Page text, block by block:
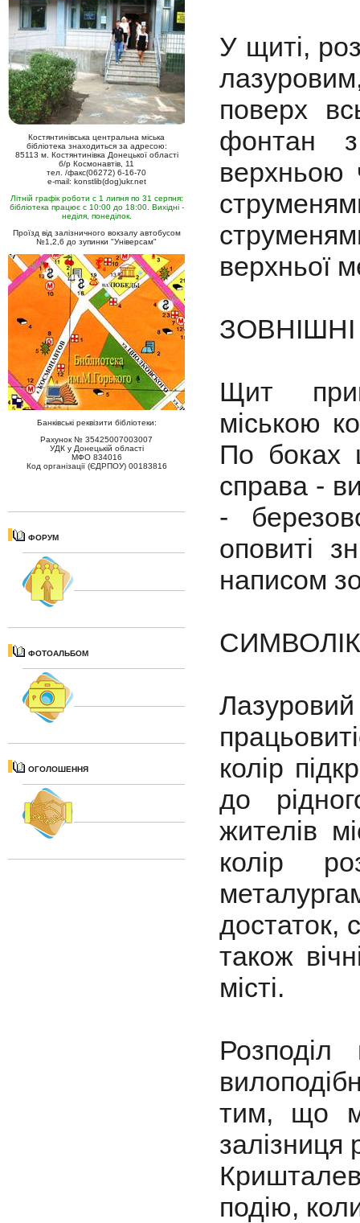
Костянтинівська центральна міська
бібліотека знаходиться за адресою:
85113 м. Костянтинівка Донецької області
б/р Космонавтів, 11
тел. /факс(06272) 6-16-70
e-mail: konstlib(dog)ukr.net
Літній графік роботи с 1 липня по 31 серпня:
бібліотека працює с 10:00 до 18:00. Вихідні -
неділя, понеділок.
Проїзд від залізничного вокзалу автобусом
№1,2,6 до зупинки "Універсам"
Банківські реквізити бібліотеки:
Рахунок № 35425007003007
УДК у Донецькій області
МФО 834016
Код організації (ЄДРПОУ) 00183816
ФОРУМ
ФОТОАЛЬБОМ
ОГОЛОШЕННЯ
У щиті,
поверх
фонтан
верхньою
верхньої
Щит
міською
По боках
справа -
-
оповиті
написом
колір
до
жителів
колір
достаток,
також
місті.
тим, що
залізниця
подію,